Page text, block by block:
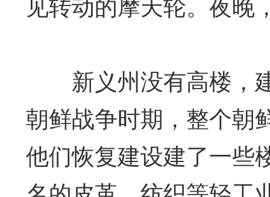
新义州没有高楼，
朝鲜战争时期，整个朝
他们恢复建设建了一些